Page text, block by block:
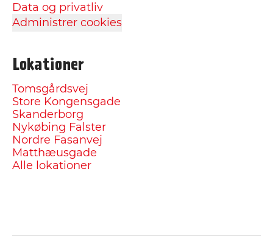
Data og privatliv
Administrer cookies
Lokationer
Tomsgårdsvej
Store Kongensgade
Skanderborg
Nykøbing Falster
Nordre Fasanvej
Matthæusgade
Alle lokationer